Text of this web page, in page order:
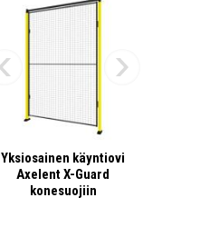
Yksiosainen käyntiovi
Axelent X-Guard
konesuojiin